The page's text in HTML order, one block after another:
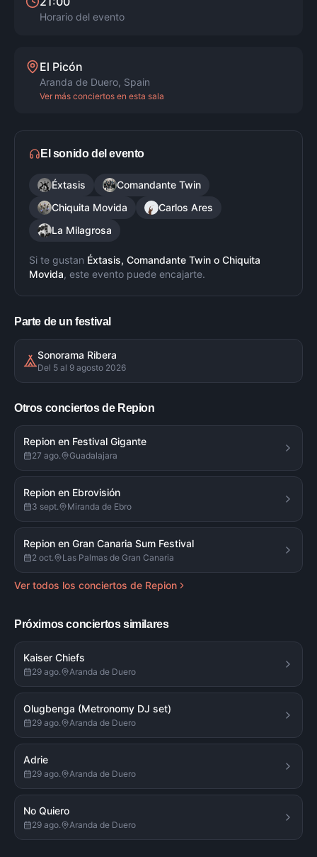
Horario del evento
El Picón
Aranda de Duero, Spain
Ver más conciertos en esta sala
El sonido del evento
Éxtasis
Comandante Twin
Chiquita Movida
Carlos Ares
La Milagrosa
Si te gustan Éxtasis, Comandante Twin o Chiquita
Movida, este evento puede encajarte.
Parte de un festival
Sonorama Ribera
Del 5 al 9 agosto 2026
Otros conciertos de Repion
Repion en Festival Gigante
27 ago. Guadalajara
Repion en Ebrovisión
3 sept. Miranda de Ebro
Repion en Gran Canaria Sum Festival
2 oct. Las Palmas de Gran Canaria
Ver todos los conciertos de Repion
Próximos conciertos similares
Kaiser Chiefs
29 ago. Aranda de Duero
Olugbenga (Metronomy DJ set)
29 ago. Aranda de Duero
Adrie
29 ago. Aranda de Duero
No Quiero
29 ago. Aranda de Duero